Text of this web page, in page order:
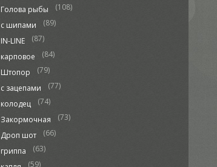
Голова рыбы
(108)
с шипами
(89)
IN-LINE
(87)
карповое
(84)
Штопор
(79)
с зацепами
(77)
колодец
(74)
Закормочная
(73)
Дроп шот
(66)
гриппа
(63)
(59)